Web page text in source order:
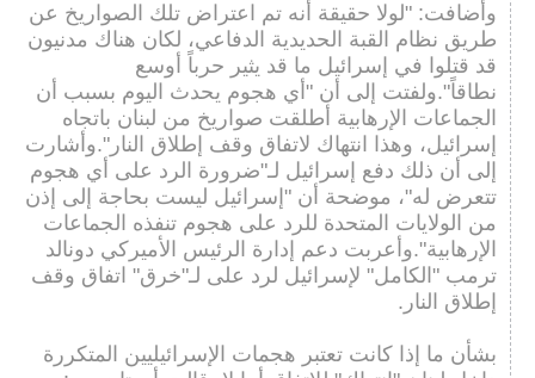
وأضافت: "لولا حقيقة أنه تم اعتراض تلك الصواريخ عن
طريق نظام القبة الحديدية الدفاعي، لكان هناك مدنيون
قد قتلوا في إسرائيل ما قد يثير حرباً أوسع
نطاقاً".ولفتت إلى أن "أي هجوم يحدث اليوم بسبب أن
الجماعات الإرهابية أطلقت صواريخ من لبنان باتجاه
إسرائيل، وهذا انتهاك لاتفاق وقف إطلاق النار".وأشارت
إلى أن ذلك دفع إسرائيل لـ"ضرورة الرد على أي هجوم
تتعرض له"، موضحة أن "إسرائيل ليست بحاجة إلى إذن
من الولايات المتحدة للرد على هجوم تنفذه الجماعات
الإرهابية".وأعربت دعم إدارة الرئيس الأميركي دونالد
ترمب "الكامل" لإسرائيل لرد على لـ"خرق" اتفاق وقف
إطلاق النار.
بشأن ما إذا كانت تعتبر هجمات الإسرائيليين المتكررة